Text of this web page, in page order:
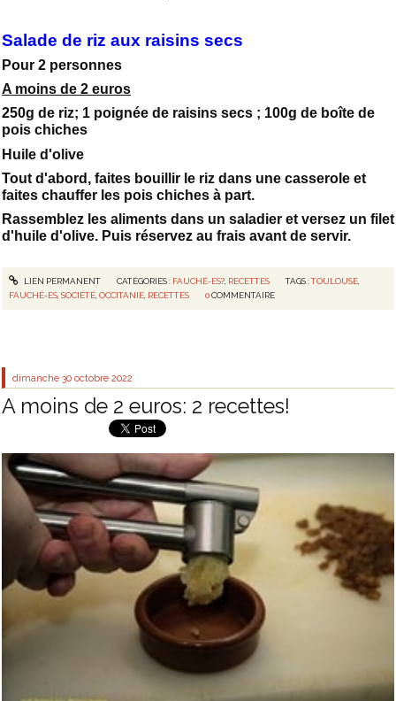
Salade de riz aux raisins secs
Pour 2 personnes
A moins de 2 euros
250g de riz; 1 poignée de raisins secs ; 100g de boîte de
pois chiches
Huile d'olive
Tout d'abord, faites bouillir le riz dans une casserole et
faites chauffer les pois chiches à part.
Rassemblez les aliments dans un saladier et versez un filet
d'huile d'olive. Puis réservez au frais avant de servir.
LIEN PERMANENT CATÉGORIES : FAUCHÉ-ES?, RECETTES TAGS :TOULOUSE,
FAUCHÉ-ES,SOCIÉTÉ,OCCITANIE, RECETTES 0 COMMENTAIRE
dimanche 30 octobre 2022
A moins de 2 euros: 2 recettes!